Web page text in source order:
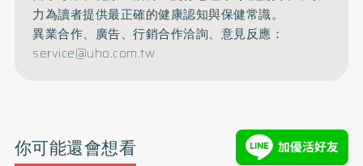
力為讀者提供最正確的健康認知與保健常識。
異業合作、廣告、行銷合作洽詢、意見反應：
service@uho.com.tw
你可能還會想看